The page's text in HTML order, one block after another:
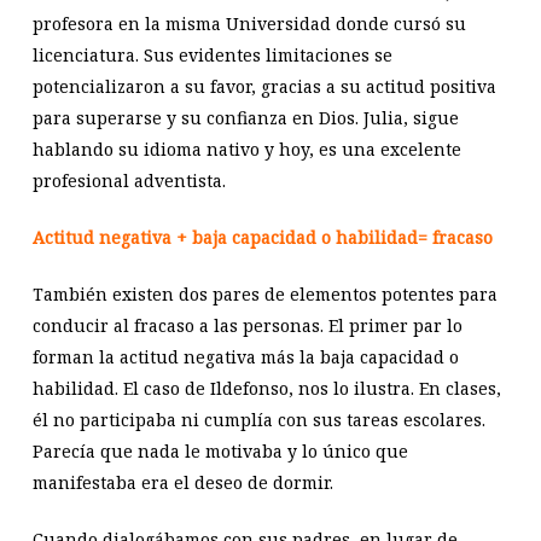
profesora en la misma Universidad donde cursó su
licenciatura. Sus evidentes limitaciones se
potencializaron a su favor, gracias a su actitud positiva
para superarse y su confianza en Dios. Julia, sigue
hablando su idioma nativo y hoy, es una excelente
profesional adventista.
Actitud negativa + baja capacidad o habilidad= fracaso
También existen dos pares de elementos potentes para
conducir al fracaso a las personas. El primer par lo
forman la actitud negativa más la baja capacidad o
habilidad. El caso de Ildefonso, nos lo ilustra. En clases,
él no participaba ni cumplía con sus tareas escolares.
Parecía que nada le motivaba y lo único que
manifestaba era el deseo de dormir.